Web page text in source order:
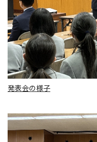
発表会の様子